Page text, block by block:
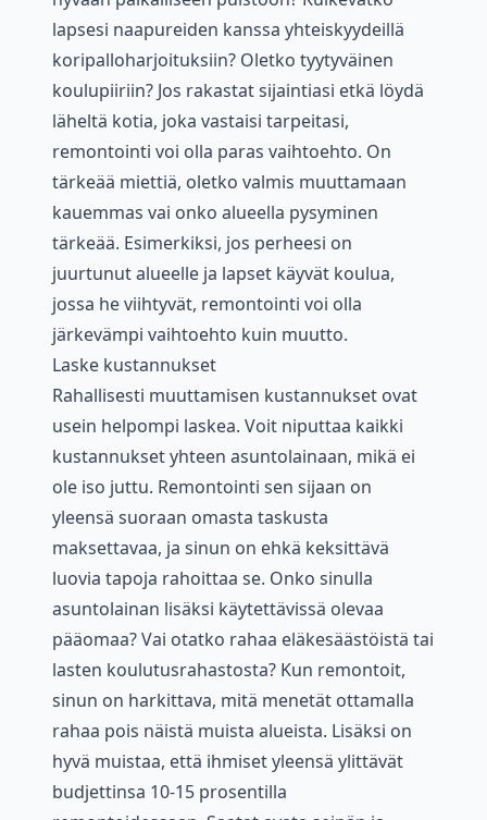
lapsesi naapureiden kanssa yhteiskyydeillä
koripalloharjoituksiin? Oletko tyytyväinen
koulupiiriin? Jos rakastat sijaintiasi etkä löydä
läheltä kotia, joka vastaisi tarpeitasi,
remontointi voi olla paras vaihtoehto. On
tärkeää miettiä, oletko valmis muuttamaan
kauemmas vai onko alueella pysyminen
tärkeää. Esimerkiksi, jos perheesi on
juurtunut alueelle ja lapset käyvät koulua,
jossa he viihtyvät, remontointi voi olla
järkevämpi vaihtoehto kuin muutto.
Laske kustannukset
Rahallisesti muuttamisen kustannukset ovat
usein helpompi laskea. Voit niputtaa kaikki
kustannukset yhteen asuntolainaan, mikä ei
ole iso juttu. Remontointi sen sijaan on
yleensä suoraan omasta taskusta
maksettavaa, ja sinun on ehkä keksittävä
luovia tapoja rahoittaa se. Onko sinulla
asuntolainan lisäksi käytettävissä olevaa
pääomaa? Vai otatko rahaa eläkesäästöistä tai
lasten koulutusrahastosta? Kun remontoit,
sinun on harkittava, mitä menetät ottamalla
rahaa pois näistä muista alueista. Lisäksi on
hyvä muistaa, että ihmiset yleensä ylittävät
budjettinsa 10-15 prosentilla